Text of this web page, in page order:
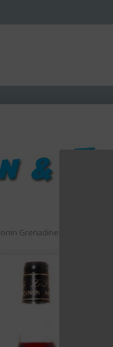
Grenadine 100 cl